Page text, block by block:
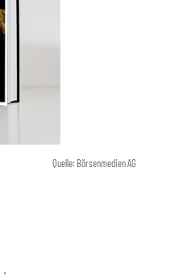
Quelle: Börsenmedien AG